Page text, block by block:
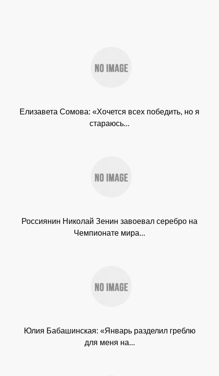
Елизавета Сомова: «Хочется всех победить, но я
стараюсь...
Россиянин Николай Зенин завоевал серебро на
Чемпионате мира...
Юлия Бабашинская: «Январь разделил греблю
для меня на...